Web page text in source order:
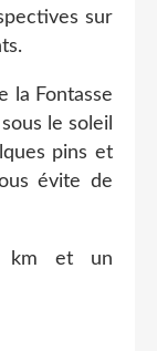
sur
la Fontasse
le soleil
pins et
évite de
km et un